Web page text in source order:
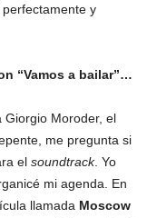
y
“Vamos a bailar”…
Giorgio Moroder, el
me pregunta si
el soundtrack. Yo
mi agenda. En
llamada Moscow